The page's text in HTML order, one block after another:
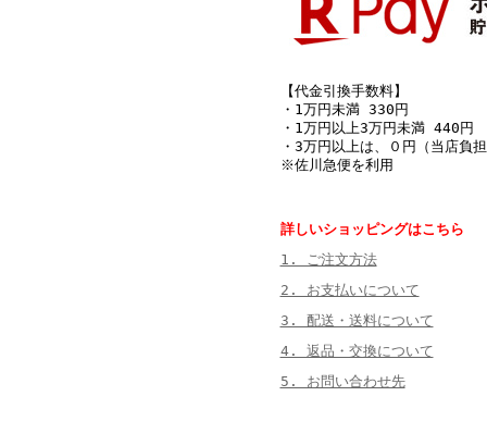
【代金引換手数料】
・1万円未満 330円
・1万円以上3万円未満 440円
・3万円以上は、０円（当店負
※佐川急便を利用
詳しいショッピングはこちら
1. ご注文方法
2. お支払いについて
3. 配送・送料について
4. 返品・交換について
5. お問い合わせ先